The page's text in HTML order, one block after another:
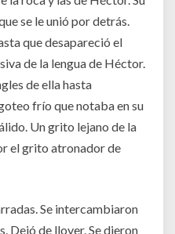
se le unió por detrás.
que desapareció el
de la lengua de Héctor.
de ella hasta
frío que notaba en su
Un grito lejano de la
el grito atronador de
Se intercambiaron
Dejó de llover. Se dieron